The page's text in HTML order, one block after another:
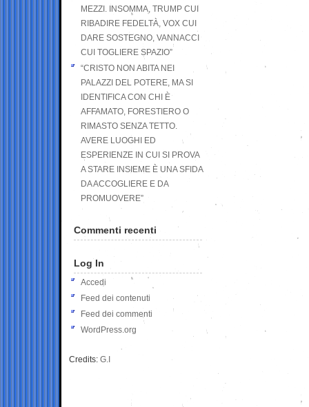
MEZZI. INSOMMA, TRUMP CUI
RIBADIRE FEDELTÀ, VOX CUI
DARE SOSTEGNO, VANNACCI
CUI TOGLIERE SPAZIO”
“CRISTO NON ABITA NEI
PALAZZI DEL POTERE, MA SI
IDENTIFICA CON CHI È
AFFAMATO, FORESTIERO O
RIMASTO SENZA TETTO.
AVERE LUOGHI ED
ESPERIENZE IN CUI SI PROVA
A STARE INSIEME È UNA SFIDA
DA ACCOGLIERE E DA
PROMUOVERE”
Commenti recenti
Log In
Accedi
Feed dei contenuti
Feed dei commenti
WordPress.org
Credits: G.I